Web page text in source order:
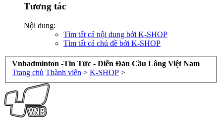
Tương tác
Nội dung:
Tìm tất cả nội dung bởi K-SHOP
Tìm tất cả chủ đề bởi K-SHOP
Vnbadminton -Tin Tức - Diễn Đàn Cầu Lông Việt Nam
Trang chủ Thành viên > K-SHOP >